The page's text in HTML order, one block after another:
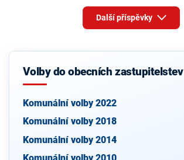
Další příspěvky
Volby do obecních zastupitelstev
Komunální volby 2022
Komunální volby 2018
Komunální volby 2014